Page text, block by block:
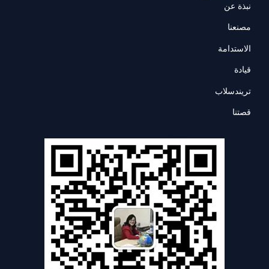
نبذة عن
مصنعنا
الاستدامة
قيادة
تريندسلاب
قصتنا